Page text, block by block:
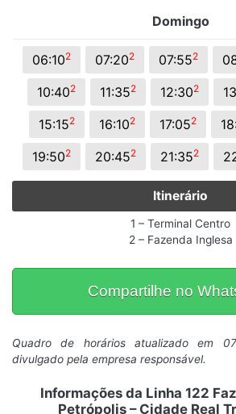
Domingo
06:102 07:202 07:552
10:402 11:352 12:302
15:152 16:102 17:052
19:502 20:452 21:352
Itinerário
1 – Terminal Centro
2 – Fazenda Inglesa
Compartilhe no
Quadro de horários atualizado em
divulgado pela empresa responsável.
Informações da Linha 122
Petrópolis – Cidade Real